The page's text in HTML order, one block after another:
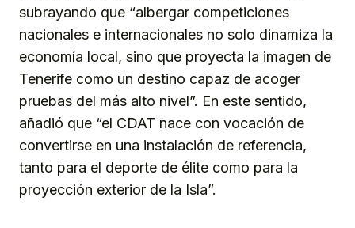
subrayando que “albergar competiciones
nacionales e internacionales no solo dinamiza la
economía local, sino que proyecta la imagen de
Tenerife como un destino capaz de acoger
pruebas del más alto nivel”. En este sentido,
añadió que “el CDAT nace con vocación de
convertirse en una instalación de referencia,
tanto para el deporte de élite como para la
proyección exterior de la Isla”.